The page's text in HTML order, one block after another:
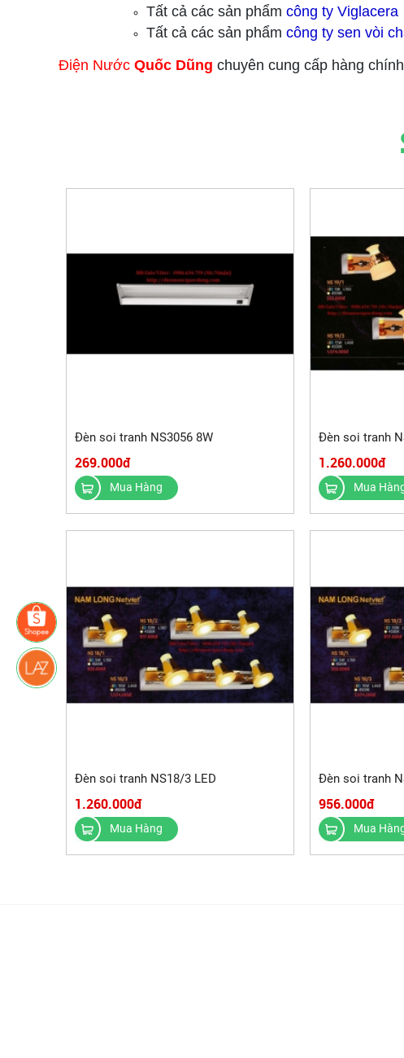
Tất cả các sản phẩm công ty Viglacera
Tất cả các sản phẩm công ty sen vòi
Điện Nước Quốc Dũng chuyên cung cấp hàng
Đèn soi tranh NS3056 8W
269.000đ
Mua Hàng
Đèn soi tranh
1.260.000đ
Mua
Đèn soi tranh NS18/3 LED
1.260.000đ
Mua Hàng
Đèn soi tranh
956.000đ
Mua